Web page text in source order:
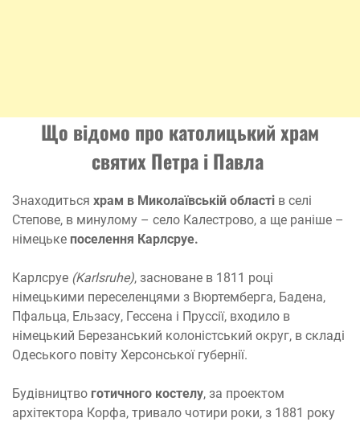
Що відомо про католицький храм
святих Петра і Павла
Знаходиться храм в Миколаївській області в селі
Степове, в минулому – село Калестрово, а ще раніше –
німецьке поселення Карлсруе.
Карлсруе (Karlsruhe), засноване в 1811 році
німецькими переселенцями з Вюртемберга, Бадена,
Пфальца, Ельзасу, Гессена і Пруссії, входило в
німецький Березанський колоністський округ, в складі
Одеського повіту Херсонської губернії.
Будівництво готичного костелу, за проектом
архітектора Корфа, тривало чотири роки, з 1881 року